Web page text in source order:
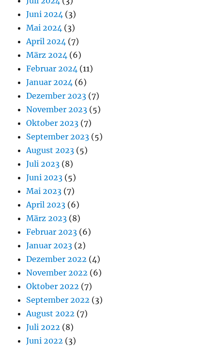
Juni 2024 (3)
Mai 2024 (3)
April 2024 (7)
März 2024 (6)
Februar 2024 (11)
Januar 2024 (6)
Dezember 2023 (7)
November 2023 (5)
Oktober 2023 (7)
September 2023 (5)
August 2023 (5)
Juli 2023 (8)
Juni 2023 (5)
Mai 2023 (7)
April 2023 (6)
März 2023 (8)
Februar 2023 (6)
Januar 2023 (2)
Dezember 2022 (4)
November 2022 (6)
Oktober 2022 (7)
September 2022 (3)
August 2022 (7)
Juli 2022 (8)
Juni 2022 (3)